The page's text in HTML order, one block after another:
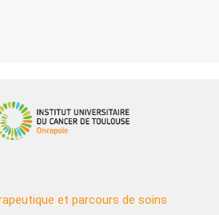
et parcours de soins